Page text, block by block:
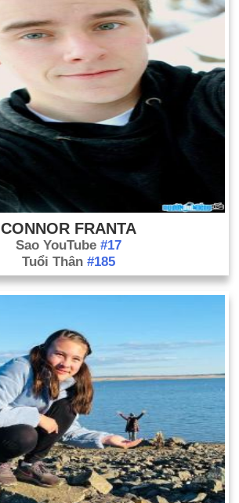
CONNOR FRANTA
Sao YouTube #17
Tuổi Thân #185